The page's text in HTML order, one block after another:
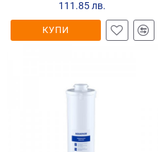
111.85 лв.
КУПИ